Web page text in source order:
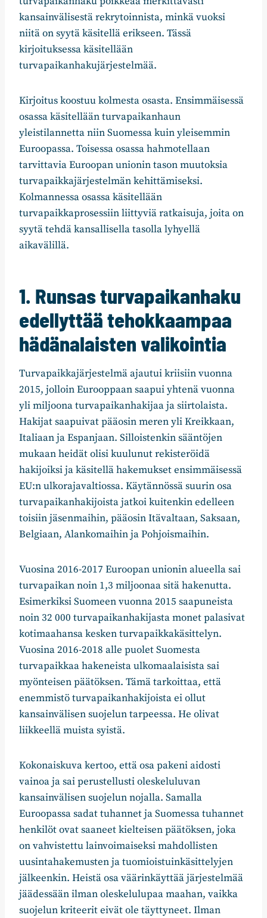
kansainvälisestä rekrytoinnista, minkä vuoksi
niitä on syytä käsitellä erikseen. Tässä
kirjoituksessa käsitellään
turvapaikanhakujärjestelmää.
Kirjoitus koostuu kolmesta osasta. Ensimmäisessä
osassa käsitellään turvapaikanhaun
yleistilannetta niin Suomessa kuin yleisemmin
Euroopassa. Toisessa osassa hahmotellaan
tarvittavia Euroopan unionin tason muutoksia
turvapaikkajärjestelmän kehittämiseksi.
Kolmannessa osassa käsitellään
turvapaikkaprosessiin liittyviä ratkaisuja, joita on
syytä tehdä kansallisella tasolla lyhyellä
aikavälillä.
1. Runsas turvapaikanhaku
edellyttää tehokkaampaa
hädänalaisten valikointia
Turvapaikkajärjestelmä ajautui kriisiin vuonna
2015, jolloin Eurooppaan saapui yhtenä vuonna
yli miljoona turvapaikanhakijaa ja siirtolaista.
Hakijat saapuivat pääosin meren yli Kreikkaan,
Italiaan ja Espanjaan. Silloistenkin sääntöjen
mukaan heidät olisi kuulunut rekisteröidä
hakijoiksi ja käsitellä hakemukset ensimmäisessä
EU:n ulkorajavaltiossa. Käytännössä suurin osa
turvapaikanhakijoista jatkoi kuitenkin edelleen
toisiin jäsenmaihin, pääosin Itävaltaan, Saksaan,
Belgiaan, Alankomaihin ja Pohjoismaihin.
Vuosina 2016-2017 Euroopan unionin alueella sai
turvapaikan noin 1,3 miljoonaa sitä hakenutta.
Esimerkiksi Suomeen vuonna 2015 saapuneista
noin 32 000 turvapaikanhakijasta monet palasivat
kotimaahansa kesken turvapaikkakäsittelyn.
Vuosina 2016-2018 alle puolet Suomesta
turvapaikkaa hakeneista ulkomaalaisista sai
myönteisen päätöksen. Tämä tarkoittaa, että
enemmistö turvapaikanhakijoista ei ollut
kansainvälisen suojelun tarpeessa. He olivat
liikkeellä muista syistä.
Kokonaiskuva kertoo, että osa pakeni aidosti
vainoa ja sai perustellusti oleskeluluvan
kansainvälisen suojelun nojalla. Samalla
Euroopassa sadat tuhannet ja Suomessa tuhannet
henkilöt ovat saaneet kielteisen päätöksen, joka
on vahvistettu lainvoimaiseksi mahdollisten
uusintahakemusten ja tuomioistuinkäsittelyjen
jälkeenkin. Heistä osa väärinkäyttää järjestelmää
jäädessään ilman oleskelulupaa maahan, vaikka
suojelun kriteerit eivät ole täyttyneet. Ilman